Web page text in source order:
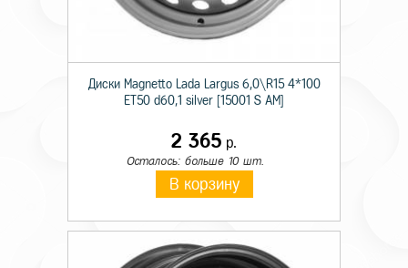
Диски Magnetto Lada Largus 6,0\R15 4*100
ET50 d60,1 silver [15001 S AM]
2 365 р.
Осталось: больше 10 шт.
В корзину